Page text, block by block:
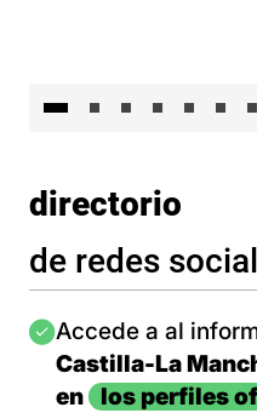
directorio
de redes
Imagen
Accede a al
Castilla-La
en
los perfiles